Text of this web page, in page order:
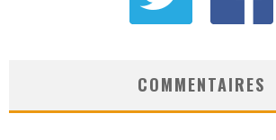
COMMENTAIRES